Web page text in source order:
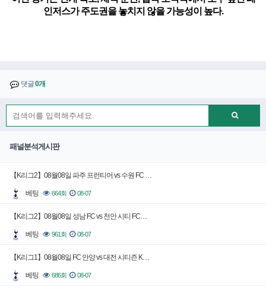
인저스가 주도권을 놓치지 않을 가능성이 높다.
댓글0개
패널분석게시판
【K리그2】08월08일 파주 프런티어 vs 수원 FC …
베팅 664회 08-07
【K리그2】08월08일 성남 FC vs 천안 시티 FC…
베팅 961회 08-07
【K리그1】08월08일 FC 안양 vs 대전 시티즌 K…
베팅 686회 08-07